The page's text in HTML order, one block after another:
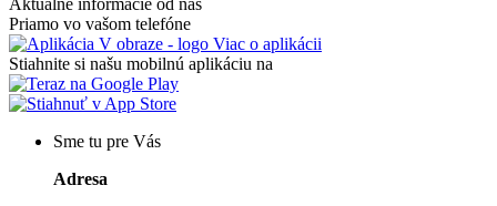
Aktuálne informácie od nás
Priamo vo vašom telefóne
Viac o aplikácii
Stiahnite si našu mobilnú aplikáciu na
Sme tu pre Vás
Adresa